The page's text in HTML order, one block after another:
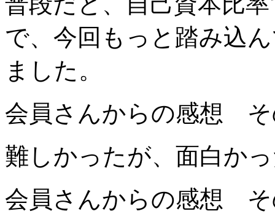
で、 今回もっと踏み込
ました。
会員さんからの感想 そ
難しかったが、面白か
会員さんからの感想 そ